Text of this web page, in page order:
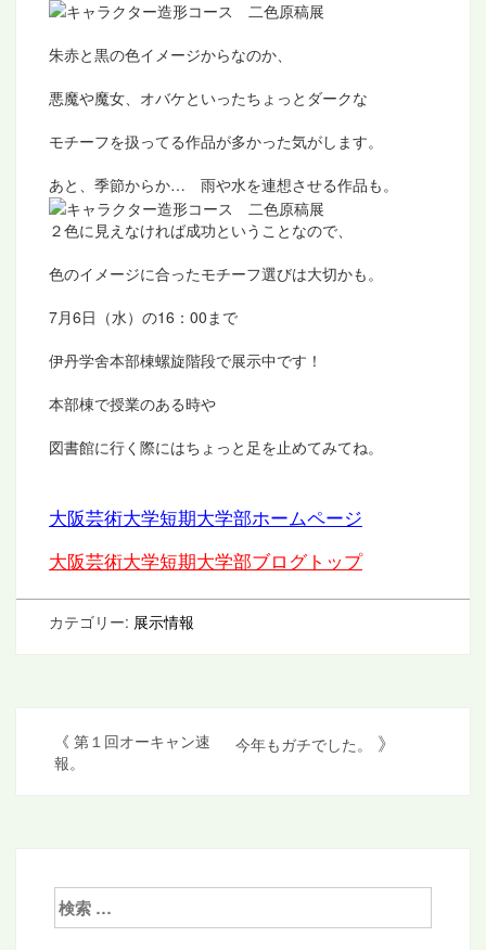
朱赤と黒の色イメージからなのか、
悪魔や魔女、オバケといったちょっとダークな
モチーフを扱ってる作品が多かった気がします。
あと、季節からか… 雨や水を連想させる作品も。
２色に見えなければ成功ということなので、
色のイメージに合ったモチーフ選びは大切かも。
7月6日（水）の16：00まで
伊丹学舍本部棟螺旋階段で展示中です！
本部棟で授業のある時や
図書館に行く際にはちょっと足を止めてみてね。
大阪芸術大学短期大学部ホームページ
大阪芸術大学短期大学部ブログトップ
カテゴリー: 展示情報
《 第１回オーキャン速
報。
今年もガチでした。 》
検
索: